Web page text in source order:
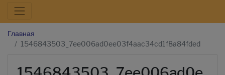
Главная
1546843503_7ee006ad0ee03f4aac34cd1f8a84fded